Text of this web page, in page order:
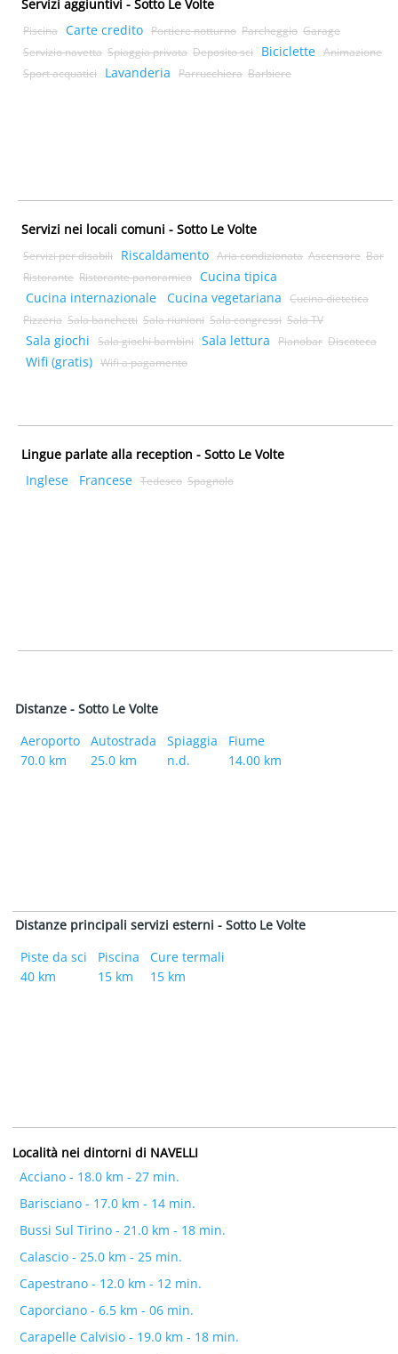
Servizi aggiuntivi - Sotto Le Volte
Piscina Carte credito Portiere notturno Parcheggio Garage
Servizio navetta Spiaggia privata Deposito sci Biciclette Animazione
Sport acquatici
Lavanderia Parrucchiera Barbiere
Servizi nei locali comuni - Sotto Le Volte
Servizi per disabili Riscaldamento Aria condizionata Ascensore Bar
Ristorante Ristorante panoramico Cucina tipica
Cucina internazionale
Cucina vegetariana
Cucina dietetica
Pizzeria Sala banchetti Sala riunioni Sala congressi Sala TV
Sala giochi Sala giochi bambini Sala lettura Pianobar Discoteca
Wifi (gratis) Wifi a pagamento
Lingue parlate alla reception - Sotto Le Volte
Inglese
Francese Tedesco Spagnolo
Distanze - Sotto Le Volte
Aeroporto
70.0 km
Autostrada
25.0 km
Spiaggia
n.d.
Fiume
14.00 km
Distanze principali servizi esterni - Sotto Le Volte
Piste da sci
40 km
Piscina
15 km
Cure termali
15 km
Località nei dintorni di NAVELLI
Acciano - 18.0 km - 27 min.
Barisciano - 17.0 km - 14 min.
Bussi Sul Tirino - 21.0 km - 18 min.
Calascio - 25.0 km - 25 min.
Capestrano - 12.0 km - 12 min.
Caporciano - 6.5 km - 06 min.
Carapelle Calvisio - 19.0 km - 18 min.